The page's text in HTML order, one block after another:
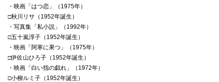
・映画「はつ恋」（1975年）
□秋川リサ（1952年誕生）
・写真集「私小説」（1992年）
□五十嵐淳子（1952年誕生）
・映画「阿寒に果つ」（1975年）
□伊佐山ひろ子（1952年誕生）
・映画「白い指の戯れ」（1972年）
□小柳ルミ子（1952年誕生）